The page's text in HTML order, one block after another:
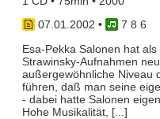
07.01.2002 •
7 8 6
Esa-Pekka Salonen hat
Strawinsky-Aufnahmen
außergewöhnliche Niveau
führen, daß man seine
- dabei hatte Salonen
Hohe Musikalität, [...]